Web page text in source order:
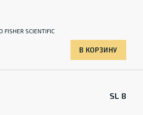
FISHER SCIENTIFIC
В КОРЗИНУ
SL 8